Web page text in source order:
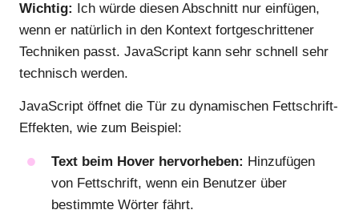
Wichtig: Ich würde diesen Abschnitt nur einfügen,
wenn er natürlich in den Kontext fortgeschrittener
Techniken passt. JavaScript kann sehr schnell sehr
technisch werden.
JavaScript öffnet die Tür zu dynamischen Fettschrift-
Effekten, wie zum Beispiel:
Text beim Hover hervorheben: Hinzufügen
von Fettschrift, wenn ein Benutzer über
bestimmte Wörter fährt.